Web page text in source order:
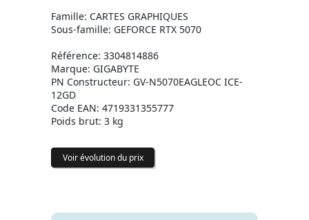
Famille: CARTES GRAPHIQUES
Sous-famille: GEFORCE RTX 5070
Référence: 3304814886
Marque: GIGABYTE
PN Constructeur: GV-N5070EAGLEOC ICE-
12GD
Code EAN: 4719331355777
Poids brut: 3 kg
Voir évolution du prix